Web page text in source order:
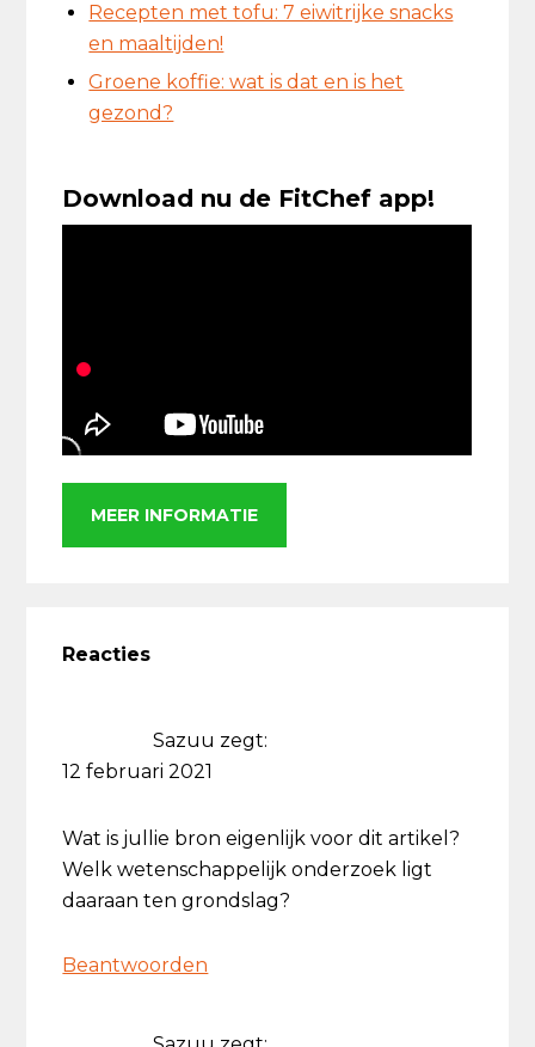
Recepten met tofu: 7 eiwitrijke snacks
en maaltijden!
Groene koffie: wat is dat en is het
gezond?
Download nu de FitChef app!
MEER INFORMATIE
Interacties
Reacties
Sazuu zegt:
12 februari 2021
Wat is jullie bron eigenlijk voor dit artikel?
Welk wetenschappelijk onderzoek ligt
daaraan ten grondslag?
Beantwoorden